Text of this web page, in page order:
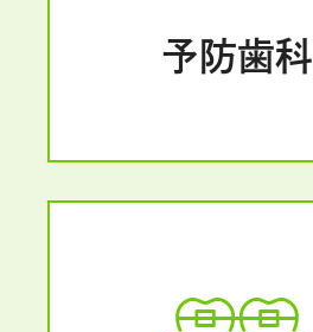
予防歯科